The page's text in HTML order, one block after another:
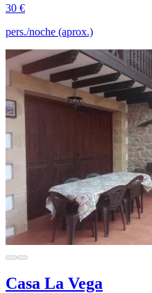
30 €
pers./noche (aprox.)
Casa La Vega